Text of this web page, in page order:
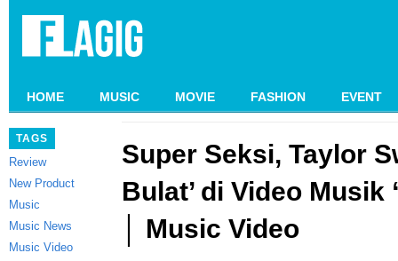
HOME MUSIC MOVIE FASHION EVENT
TAGS
Review
New Product
Music
Music News
Music Video
Super Seksi, Taylor
Bulat’ di Video Musik
│ Music Video